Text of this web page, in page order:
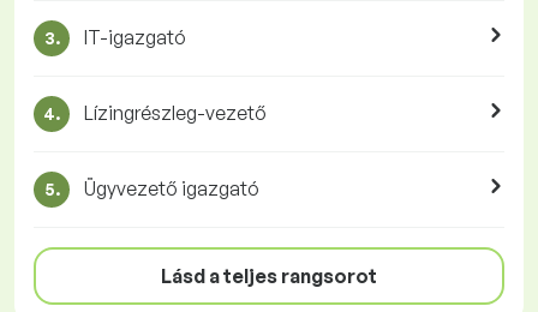
3. IT-igazgató
4. Lízingrészleg-vezető
5. Ügyvezető igazgató
Lásd a teljes rangsorot